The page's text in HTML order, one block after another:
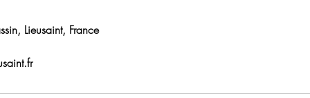
Lieusaint, France